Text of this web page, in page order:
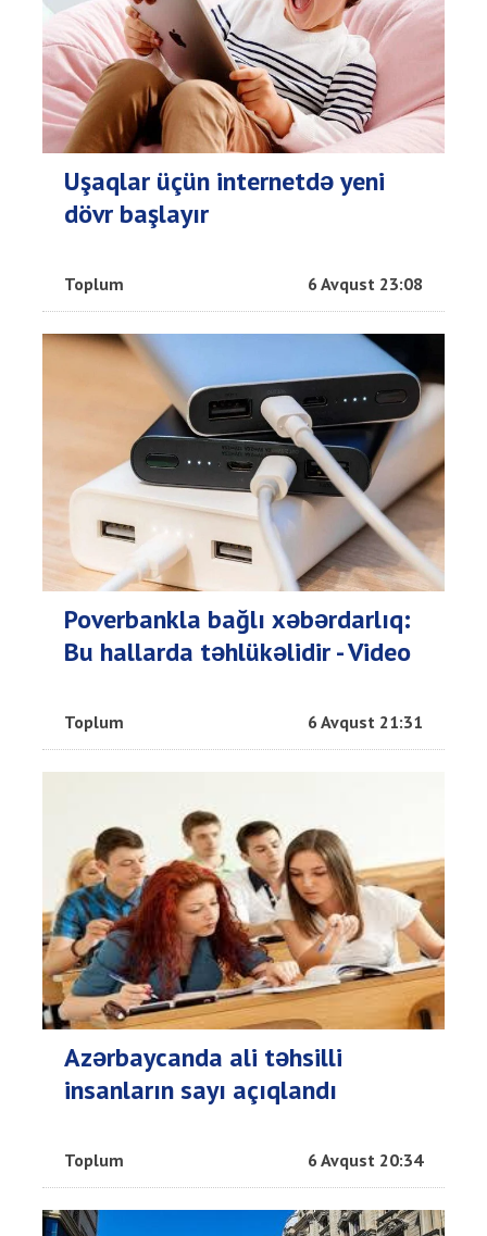
Uşaqlar üçün internetdə yeni
dövr başlayır
Toplum 6 Avqust 23:08
Poverbankla bağlı xəbərdarlıq:
Bu hallarda təhlükəlidir - Video
Toplum 6 Avqust 21:31
Azərbaycanda ali təhsilli
insanların sayı açıqlandı
Toplum 6 Avqust 20:34